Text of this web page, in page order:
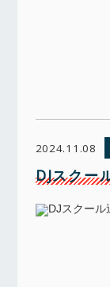
2024.11.08
DJスクー